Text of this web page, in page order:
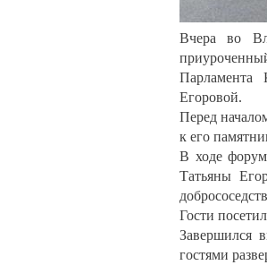
Вчера во
Парламента
Егоровой.
Перед
к его
В ходе
Татьяны
Гости
Завершился
гостями